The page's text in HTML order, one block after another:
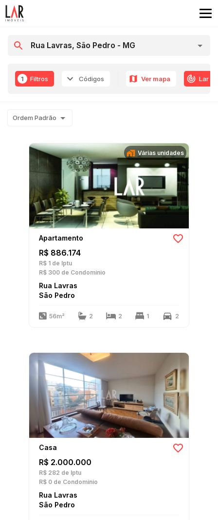
1 Filtros Códigos Ver mapa Lar
Ordem Padrão
Várias unidades
Apartamento
R$ 886.174
R$ 1 de Iptu
R$ 300 de Condomínio
Rua Lavras
São Pedro
56m² 2 2 1 2
Casa
R$ 2.000.000
R$ 282 de Iptu
R$ 0 de Condomínio
Rua Lavras
São Pedro